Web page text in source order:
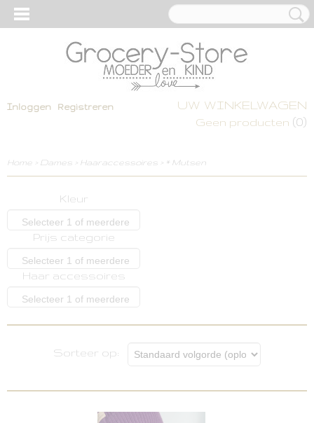
Inloggen Registreren UW WINKELWAGEN
Geen producten (0)
Home > Dames > Haaraccessoires > * Mutsen
Kleur
Selecteer 1 of meerdere
opties
Prijs categorie
Selecteer 1 of meerdere
opties
Haar accessoires
Selecteer 1 of meerdere
Sorteer op: